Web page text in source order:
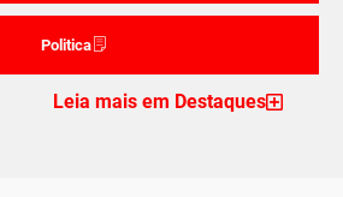
Politica
Leia mais em Destaques